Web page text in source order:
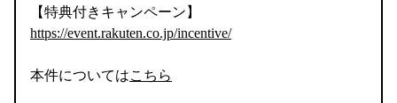
【特典付きキャンペーン】
https://event.rakuten.co.jp/incentive/
本件についてはこちら